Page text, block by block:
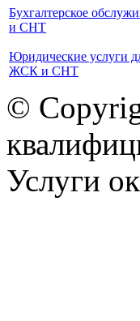
Бухгалтерское
и СНТ
Юридические услуги
ЖСК и СНТ
©
Услуги